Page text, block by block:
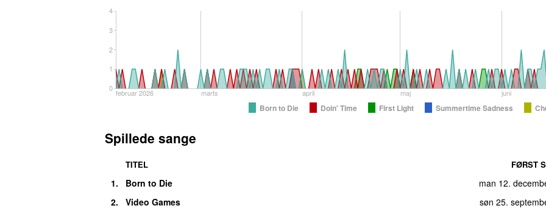
februar 2026 marts april maj juni
0
1
2
3
4
Born to Die Doin' Time First Light Summertime Sadness
Spillede sange
TITEL FØRST
1. Born to Die man 12.
2.
Video Games søn 25.